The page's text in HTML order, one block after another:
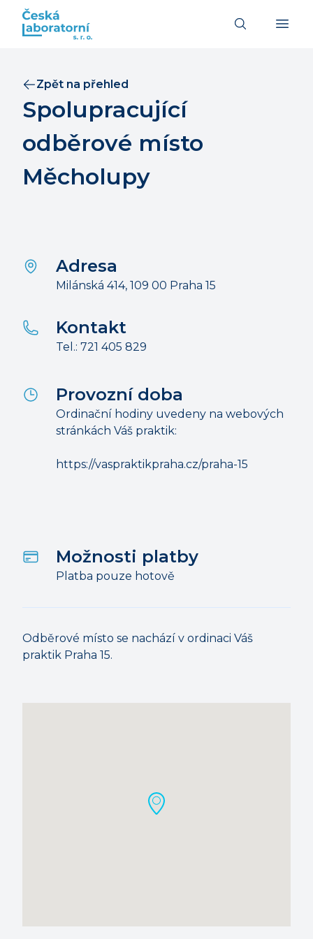
Zpět na přehled
Spolupracující
odběrové místo
Měcholupy
Adresa
Milánská 414, 109 00 Praha 15
Kontakt
Tel.: 721 405 829
Provozní doba
Ordinační hodiny uvedeny na webových
stránkách Váš praktik:
https://vaspraktikpraha.cz/praha-15
Možnosti platby
Platba pouze hotově
Odběrové místo se nachází v ordinaci Váš
praktik Praha 15.